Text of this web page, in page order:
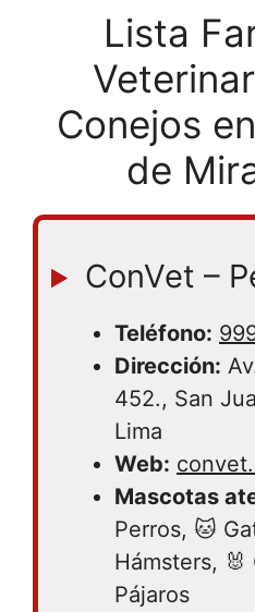
Lista
Conejos
de
ConVet –
Teléfono:
Dirección:
452., San
Lima
Web:
Mascotas
Perros, 🐱
Hámsters,
Pájaros